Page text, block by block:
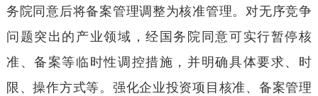
务院同意后将备案管理调整为核准管理。对无序竞争
问题突出的产业领域，经国务院同意可实行暂停核
准、备案等临时性调控措施，并明确具体要求、时
限、操作方式等。强化企业投资项目核准、备案管理